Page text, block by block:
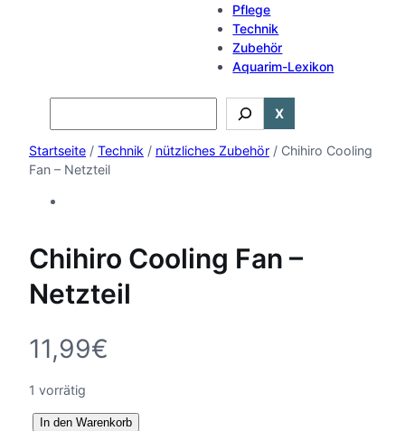
Pflege
Technik
Zubehör
Aquarim-Lexikon
X
Startseite / Technik / nützliches Zubehör / Chihiro Cooling
Fan – Netzteil
Chihiro Cooling Fan –
Netzteil
11,99€
1 vorrätig
In den Warenkorb